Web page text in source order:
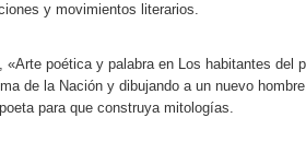
y movimientos literarios.
«Arte poética y palabra en Los habitantes
de la Nación y dibujando a un nuevo
para que construya mitologías.